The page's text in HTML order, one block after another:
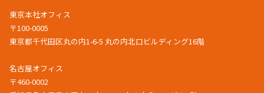
東京本社オフィス
〒100-0005
東京都千代田区丸の内1-6-5 丸の内北口ビルディング16階
名古屋オフィス
〒460-0002